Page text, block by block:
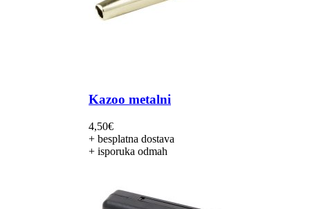
Kazoo metalni
4,50€
+ besplatna dostava
+ isporuka odmah